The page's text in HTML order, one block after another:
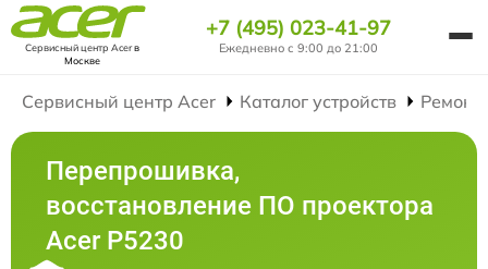
Сервисный центр Acerв
Москве
+7 (495) 023-41-97
Ежедневно с 9:00 до 21:00
Сервисный центр Acer Каталог устройств Ремонт
Перепрошивка,
восстановление ПО проектора
Acer P5230